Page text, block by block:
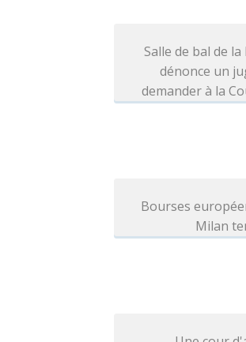
Salle de bal de
dénonce un
demander à la
Bourses
Milan